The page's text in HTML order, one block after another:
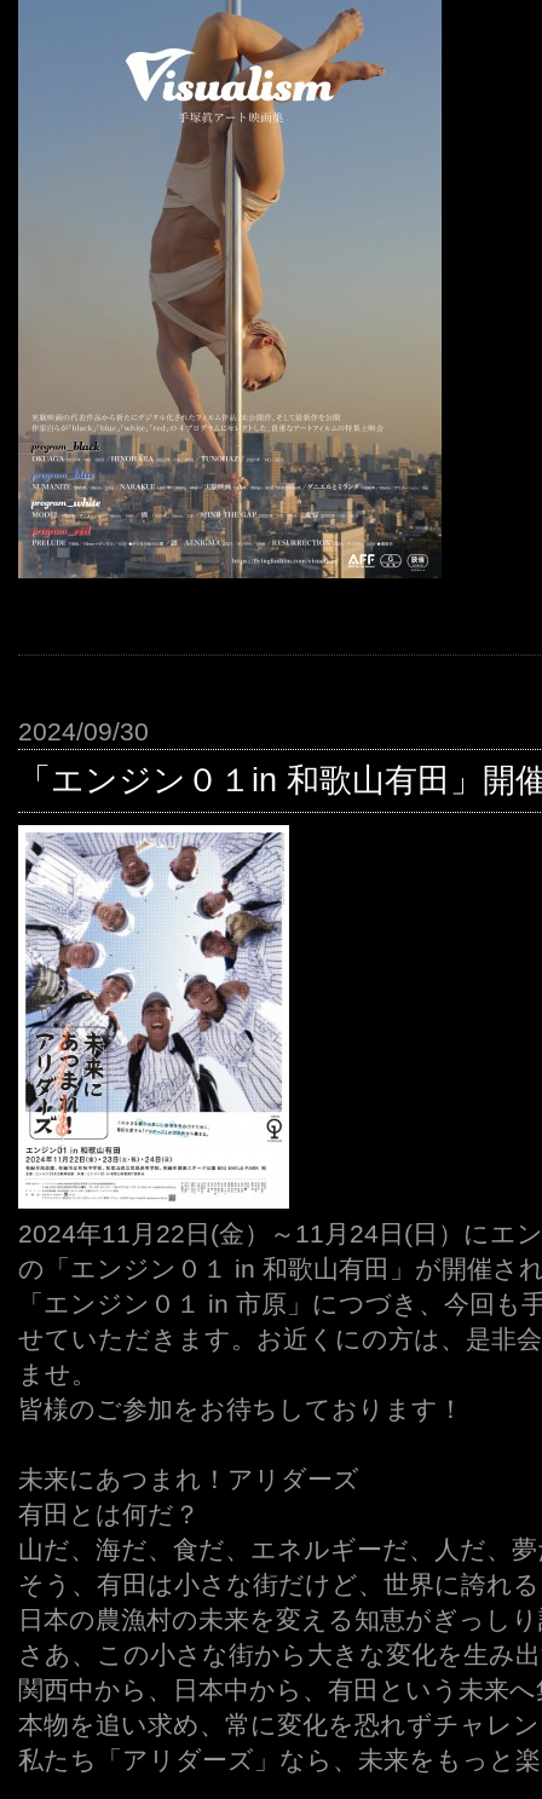
2024/09/30
「エンジン０１in 和歌山有田」開
2024年11月22日(金）～11月24日(日）にエ
の「エンジン０１ in 和歌山有田」が開催さ
「エンジン０１ in 市原」につづき、今回も
せていただきます。お近くにの方は、是非
ませ。
皆様のご参加をお待ちしております！
未来にあつまれ！アリダーズ
有田とは何だ？
山だ、海だ、食だ、エネルギーだ、人だ、
そう、有田は小さな街だけど、世界に誇れ
日本の農漁村の未来を変える知恵がぎっし
さあ、この小さな街から大きな変化を生み
関西中から、日本中から、有田という未来
本物を追い求め、常に変化を恐れずチャレ
私たち「アリダーズ」なら、未来をもっと